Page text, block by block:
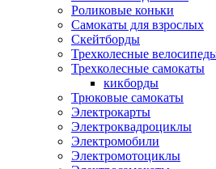
Роликовые коньки
Самокаты для взрослых
Скейтборды
Трехколесные
Трехколесные самокаты
кикборды
Трюковые самокаты
Электрокарты
Электроквадроциклы
Электромобили
Электромотоциклы